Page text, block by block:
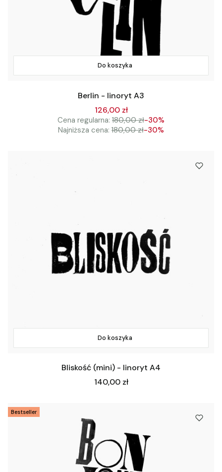
Do koszyka
Berlin - linoryt A3
126,00 zł
Cena regularna: 180,00 zł-30%
Najniższa cena: 180,00 zł-30%
Do koszyka
Bliskość (mini) - linoryt A4
Cena
140,00 zł
Bestseller